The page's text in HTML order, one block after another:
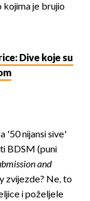
kojima je brujio
Dive koje su
'50 nijansi sive'
BDSM (puni
and
zvijezde? Ne, to
i poželjele